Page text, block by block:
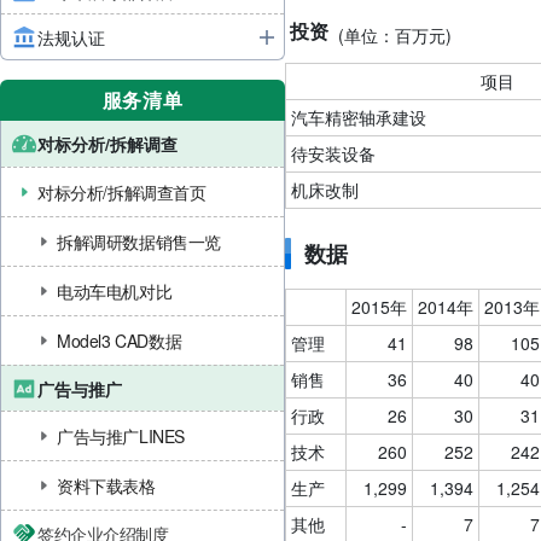
法规认证
服务清单
对标分析/拆解调查
对标分析/拆解调查首页
拆解调研数据销售一览
电动车电机对比
Model3 CAD数据
广告与推广
广告与推广LINES
资料下载表格
签约企业介绍制度
投资 (单位：百万元)
项目
汽车精密轴承建设
待安装设备
机床改制
数据
2015年 2014年 2013年
管理
41 98
105
销售
36 40
40
行政
26 30
31
技术
260 252
242
生产
1,299 1,394
1,254
其他
- 7 7